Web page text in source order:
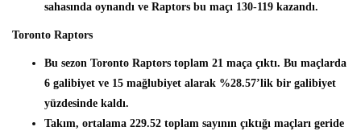
sahasında oynandı ve Raptors bu maçı 130-119 kazandı.
Toronto Raptors
Bu sezon Toronto Raptors toplam 21 maça çıktı. Bu maçlarda
6 galibiyet ve 15 mağlubiyet alarak %28.57’lik bir galibiyet
yüzdesinde kaldı.
Takım, ortalama 229.52 toplam sayının çıktığı maçları geride